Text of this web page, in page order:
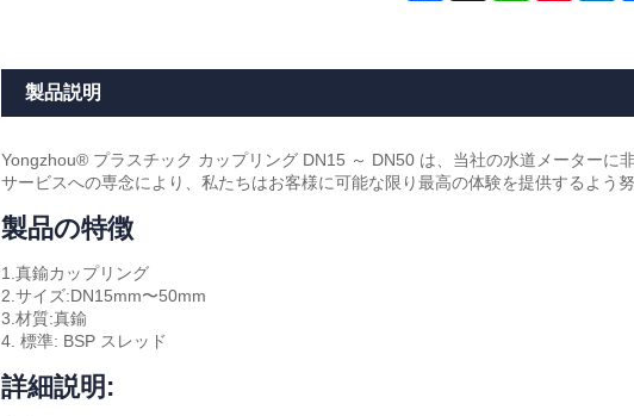
製品説明
Yongzhou® プラスチック カップリング DN15 ～ DN50 は、当社の水道メーターに
サービスへの専念により、私たちはお客様に可能な限り最高の体験を提供するよう努
製品の特徴
1.真鍮カップリング
2.サイズ:DN15mm〜50mm
3.材質:真鍮
4. 標準: BSP スレッド
詳細説明: